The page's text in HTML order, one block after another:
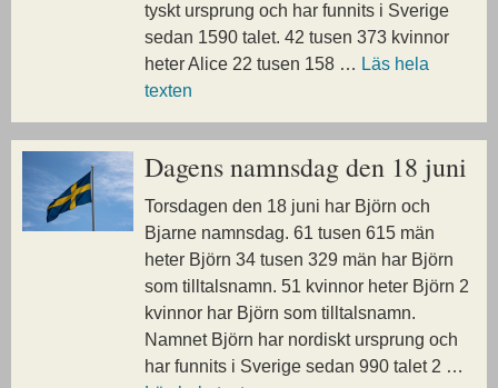
tyskt ursprung och har funnits i Sverige
sedan 1590 talet. 42 tusen 373 kvinnor
heter Alice 22 tusen 158 … Läs hela
texten
Dagens namnsdag den 18 juni
Torsdagen den 18 juni har Björn och
Bjarne namnsdag. 61 tusen 615 män
heter Björn 34 tusen 329 män har Björn
som tilltalsnamn. 51 kvinnor heter Björn 2
kvinnor har Björn som tilltalsnamn.
Namnet Björn har nordiskt ursprung och
har funnits i Sverige sedan 990 talet 2 …